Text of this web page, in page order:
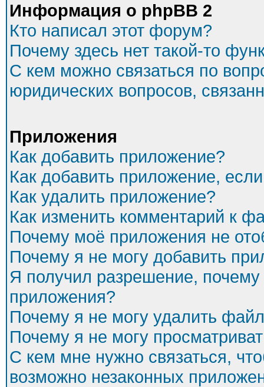
Информация о phpBB 2
Кто написал этот форум?
Почему здесь нет такой-то
С кем можно связаться по
юридических вопросов,
Приложения
Как добавить приложение?
Как добавить приложение,
Как удалить приложение?
Как изменить комментарий к
Почему моё приложения не
Почему я не могу добавить
Я получил разрешение,
приложения?
Почему я не могу удалить
Почему я не могу
С кем мне нужно связаться,
возможно незаконных